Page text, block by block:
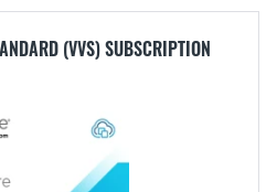
(VVS) SUBSCRIPTION